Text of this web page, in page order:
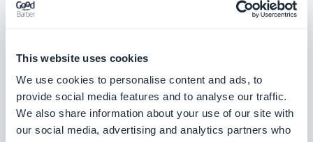
This website uses cookies
We use cookies to personalise content and ads, to
provide social media features and to analyse our traffic.
We also share information about your use of our site with
our social media, advertising and analytics partners who
Trello
Organisez vos tâches quotidiennes
Gratuit